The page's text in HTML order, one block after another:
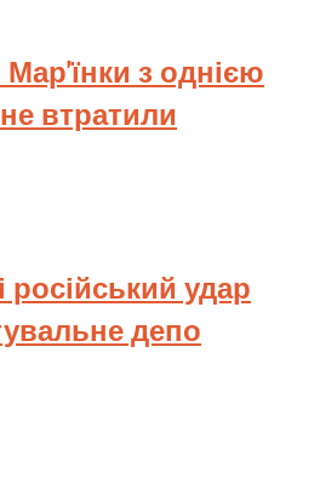
з однією
втратили
російський удар
депо